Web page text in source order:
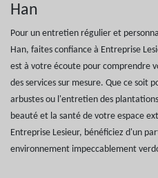
Han
Pour un entretien régulier et
Han, faites confiance à Entreprise
est à votre écoute pour comprendre
des services sur mesure. Que ce soit
arbustes ou l'entretien des
beauté et la santé de votre espace
Entreprise Lesieur, bénéficiez d'un
environnement impeccablement